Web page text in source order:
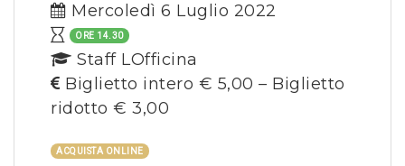
Mercoledì 6 Luglio 2022
ORE 14.30
Staff LOfficina
Biglietto intero € 5,00 – Biglietto
ridotto € 3,00
ACQUISTA ONLINE